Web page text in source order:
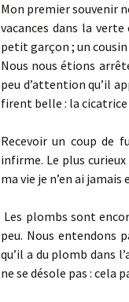
Mon premier souvenir
vacances dans la
petit garçon ; un
Nous nous étions
peu d’attention qu’il
firent belle : la
Recevoir un coup de
infirme. Le plus
ma vie je n’en ai jamais
Les plombs sont
peu. Nous entendons
qu’il a du plomb dans
ne se désole pas : cela